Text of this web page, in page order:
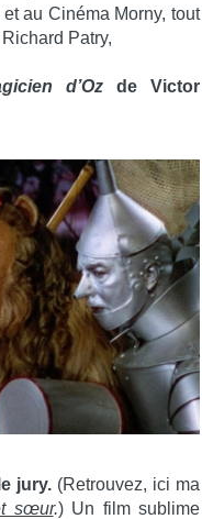
au Cinéma Morny, tout
Patry,
d’Oz de Victor
jury. (Retrouvez, ici ma
sœur.) Un film sublime